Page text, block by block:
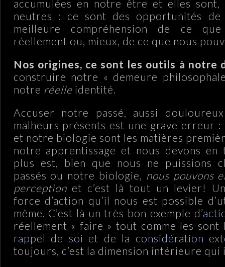
accumulées en notre être et elles
neutres : ce sont des opportunités
meilleure compréhension de ce
réellement ou, mieux, de ce que nous
Nos origines, ce sont les outils à notre
construire notre « demeure
notre réelleidentité.
Accuser notre passé, aussi
malheurs présents est une grave erreur :
et notre biologie sont les matières
notre apprentissage et nous devons
plus est, bien que nous ne puissions
passés ou notre biologie, nous pouvons
perceptionet c’est là tout un levier!
force d’action qu’il nous est possible
même. C’est là un très bon exemple d’
réellement « faire » tout comme les sont
rappel de soi et de la considération
toujours, c’est la dimension intérieure qui